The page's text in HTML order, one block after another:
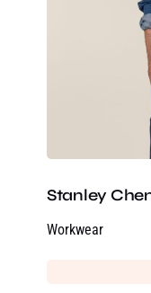
Stanley
Workwear